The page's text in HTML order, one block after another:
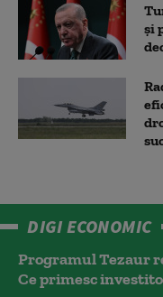
și
DIGI ECONOMIC
Programul Tezaur
Ce primesc